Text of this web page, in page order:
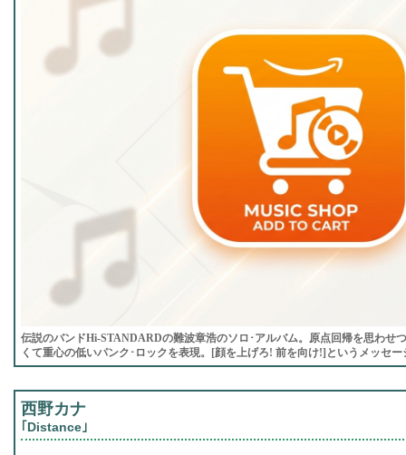
伝説のバンドHi-STANDARDの難波章浩のソロ･アルバム。原点回帰を思わせ
くて重心の低いパンク･ロックを表現。[顔を上げろ! 前を向け!]というメッセ
西野カナ
｢Distance｣